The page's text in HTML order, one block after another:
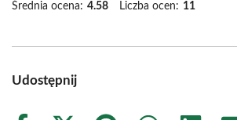
Średnia ocena: 4.58 Liczba ocen: 11
Udostępnij